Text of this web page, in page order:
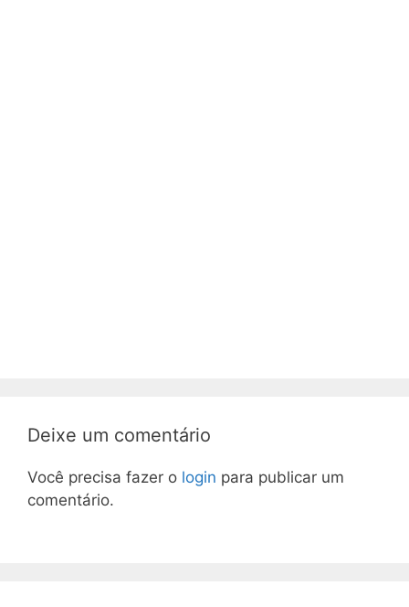
Deixe um comentário
Você precisa fazer o login para publicar um
comentário.